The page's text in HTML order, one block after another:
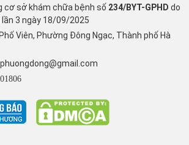
cơ sở khám chữa bệnh số 234/BYT-GPHD do
lần 3 ngày 18/09/2025
Viên, Phường Đông Ngạc, Thành phố Hà